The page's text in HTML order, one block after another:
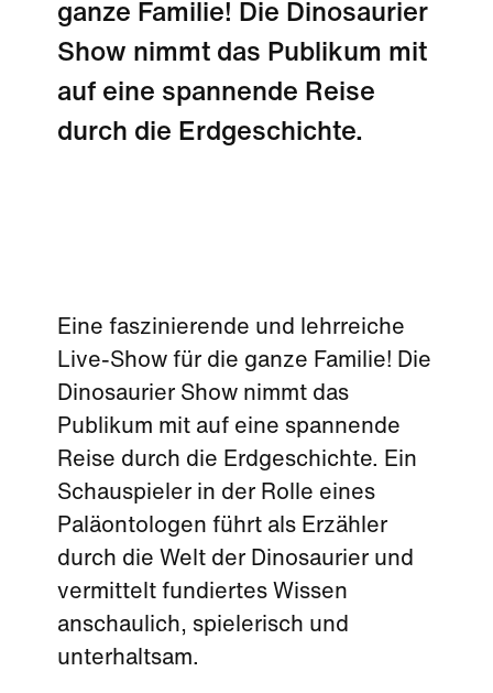
ganze Familie! Die Dinosaurier
Show nimmt das Publikum mit
auf eine spannende Reise
durch die Erdgeschichte.
Eine faszinierende und lehrreiche
Live-Show für die ganze Familie! Die
Dinosaurier Show nimmt das
Publikum mit auf eine spannende
Reise durch die Erdgeschichte. Ein
Schauspieler in der Rolle eines
Paläontologen führt als Erzähler
durch die Welt der Dinosaurier und
vermittelt fundiertes Wissen
anschaulich, spielerisch und
unterhaltsam.